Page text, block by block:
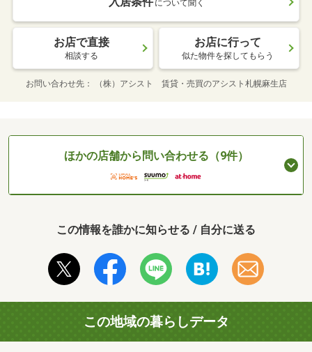
について聞く
お店で直接
相談する
お店に行って
似た物件を探してもらう
お問い合わせ先 （株）アシスト 賃貸・売買のアシスト札幌麻生店
ほかの店舗から問い合わせる（9件）
この情報を誰かに知らせる / 自分に送る
この地域の暮らしデータ